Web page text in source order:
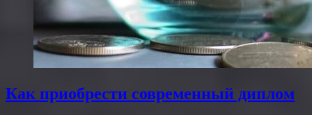
Как приобрести современный диплом